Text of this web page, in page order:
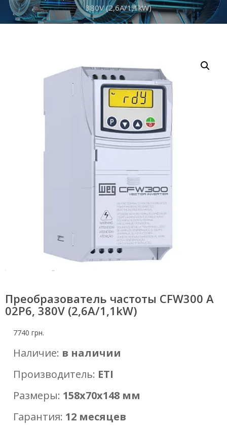
380V (2,6A/1,1kW)
Преобразователь частоты CFW300 A
02P6, 380V (2,6A/1,1kW)
7740 грн.
Наличие: в наличии
Производитель: ETI
Размеры: 158х70х148 мм
Гарантия: 12 месяцев